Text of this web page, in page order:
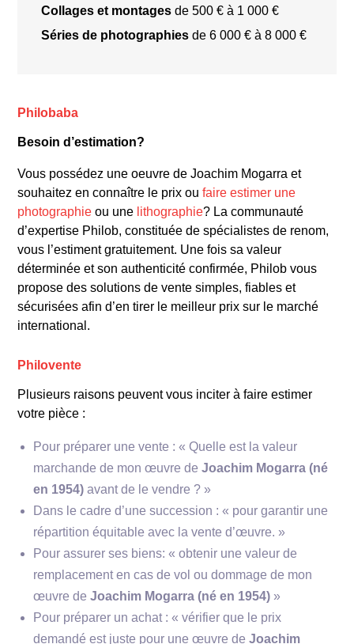
La maison de
Madame Irma
Duchamp
Collages et montages de 500 € à 1 000 €
Séries de photographies de 6 000 € à 8 000 €
Philobaba
Besoin d’estimation?
Vous possédez une oeuvre de Joachim Mogarra et
souhaitez en connaître le prix ou faire estimer une
photographie ou une lithographie? La communauté
d’expertise Philob, constituée de spécialistes de renom,
vous l’estiment gratuitement. Une fois sa valeur
déterminée et son authenticité confirmée, Philob vous
propose des solutions de vente simples, fiables et
sécurisées afin d’en tirer le meilleur prix sur le marché
international.
Philovente
Plusieurs raisons peuvent vous inciter à faire estimer
votre pièce :
Pour préparer une vente : « Quelle est la valeur
marchande de mon œuvre deJoachim Mogarra (né
en 1954) avant de le vendre ? »
Dans le cadre d’une succession : « pour garantir une
répartition équitable avec la vente d’œuvre. »
Pour assurer ses biens: « obtenir une valeur de
remplacement en cas de vol ou dommage de mon
œuvre deJoachim Mogarra (né en 1954) »
Pour préparer un achat : « vérifier que le prix
demandé est juste pour une œuvre deJoachim